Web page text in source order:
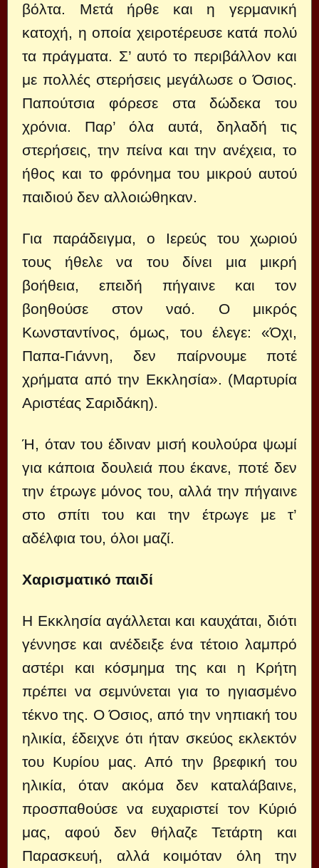
βόλτα. Μετά ήρθε και η γερμανική
κατοχή, η οποία χειροτέρευσε κατά πολύ
τα πράγματα. Σ’ αυτό το περιβάλλον και
με πολλές στερήσεις μεγάλωσε ο Όσιος.
Παπούτσια φόρεσε στα δώδεκα του
χρόνια. Παρ’ όλα αυτά, δηλαδή τις
στερήσεις, την πείνα και την ανέχεια, το
ήθος και το φρόνημα του μικρού αυτού
παιδιού δεν αλλοιώθηκαν.
Για παράδειγμα, ο Ιερεύς του χωριού
τους ήθελε να του δίνει μια μικρή
βοήθεια, επειδή πήγαινε και τον
βοηθούσε στον ναό. Ο μικρός
Κωνσταντίνος, όμως, του έλεγε: «Όχι,
Παπα-Γιάννη, δεν παίρνουμε ποτέ
χρήματα από την Εκκλησία». (Μαρτυρία
Αριστέας Σαριδάκη).
Ή, όταν του έδιναν μισή κουλούρα ψωμί
για κάποια δουλειά που έκανε, ποτέ δεν
την έτρωγε μόνος του, αλλά την πήγαινε
στο σπίτι του και την έτρωγε με τ’
αδέλφια του, όλοι μαζί.
Χαρισματικό παιδί
Η Εκκλησία αγάλλεται και καυχάται, διότι
γέννησε και ανέδειξε ένα τέτοιο λαμπρό
αστέρι και κόσμημα της και η Κρήτη
πρέπει να σεμνύνεται για το ηγιασμένο
τέκνο της. Ο Όσιος, από την νηπιακή του
ηλικία, έδειχνε ότι ήταν σκεύος εκλεκτόν
του Κυρίου μας. Από την βρεφική του
ηλικία, όταν ακόμα δεν καταλάβαινε,
προσπαθούσε να ευχαριστεί τον Κύριό
μας, αφού δεν θήλαζε Τετάρτη και
Παρασκευή, αλλά κοιμόταν όλη την